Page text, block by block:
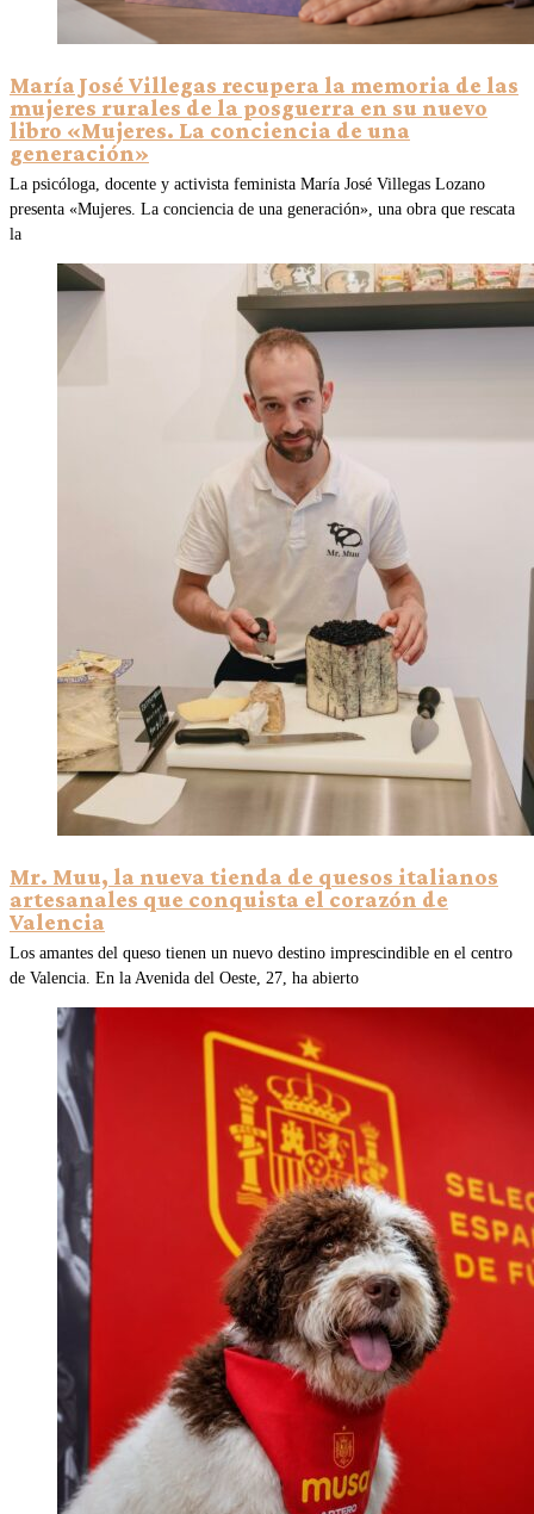
María José Villegas recupera la memoria de las
mujeres rurales de la posguerra en su nuevo
libro «Mujeres. La conciencia de una
generación»
La psicóloga, docente y activista feminista María José Villegas Lozano
presenta «Mujeres. La conciencia de una generación», una obra que rescata
la
Mr. Muu, la nueva tienda de quesos italianos
artesanales que conquista el corazón de
Valencia
Los amantes del queso tienen un nuevo destino imprescindible en el centro
de Valencia. En la Avenida del Oeste, 27, ha abierto